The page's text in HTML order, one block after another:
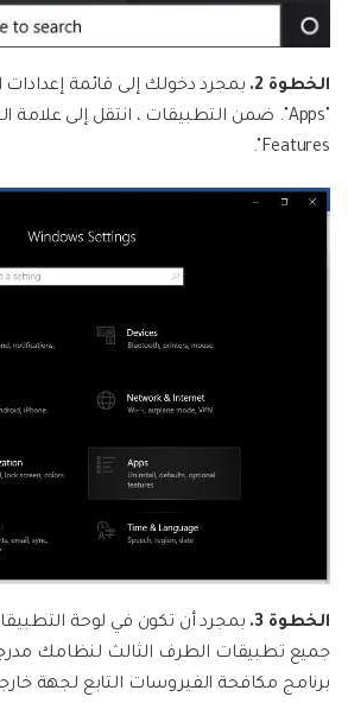
الخطوة 2.
بمجرد دخولك إلى قائمة إعدادات
Features".
الخطوة 3.
بمجرد أن تكون في لوحة
جميع تطبيقات الطرف الثالث لنظامك
برنامج مكافحة الفيروسات التابع لجهة